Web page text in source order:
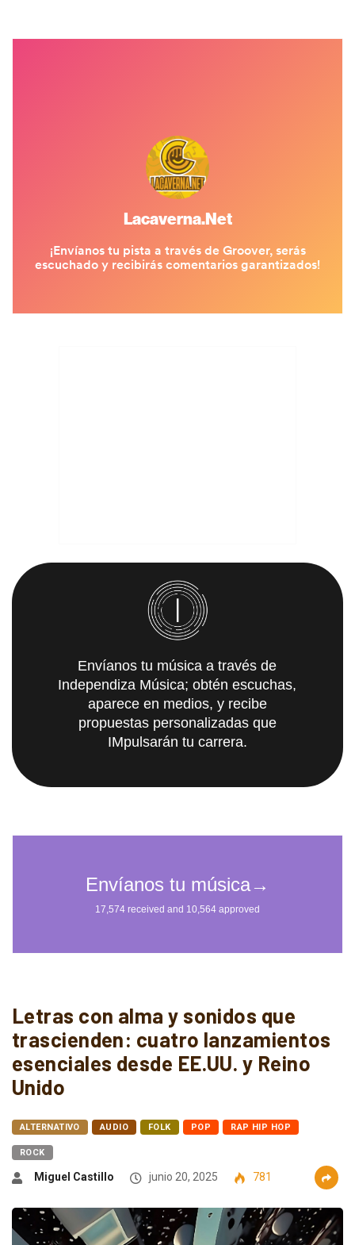
Envíanos tu música a través de
Independiza Música; obtén escuchas,
aparece en medios, y recibe
propuestas personalizadas que
IMpulsarán tu carrera.
Letras con alma y sonidos que
trascienden: cuatro lanzamientos
esenciales desde EE.UU. y Reino
Unido
ALTERNATIVO AUDIO FOLK POP RAP HIP HOP
ROCK
Miguel Castillo junio 20, 2025 781